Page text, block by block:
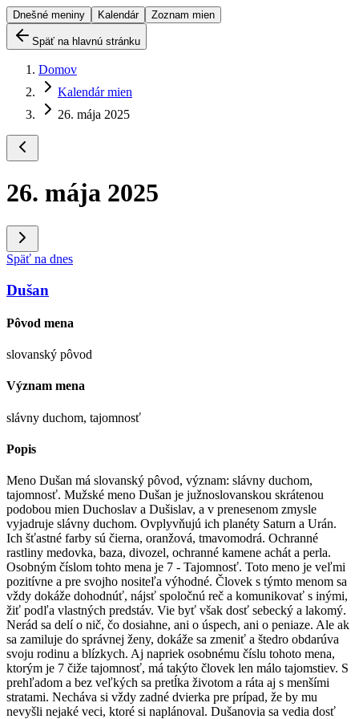
Dnešné meniny Kalendár Zoznam mien
Späť na hlavnú stránku
Domov
Kalendár mien
26. mája 2025
26. mája 2025
Späť na dnes
Dušan
Pôvod mena
slovanský pôvod
Význam mena
slávny duchom, tajomnosť
Popis
Meno Dušan má slovanský pôvod, význam: slávny duchom,
tajomnosť. Mužské meno Dušan je južnoslovanskou skrátenou
podobou mien Duchoslav a Dušislav, a v prenesenom zmysle
vyjadruje slávny duchom. Ovplyvňujú ich planéty Saturn a Urán.
Ich šťastné farby sú čierna, oranžová, tmavomodrá. Ochranné
rastliny medovka, baza, divozel, ochranné kamene achát a perla.
Osobným číslom tohto mena je 7 - Tajomnosť. Toto meno je veľmi
pozitívne a pre svojho nositeľa výhodné. Človek s týmto menom sa
vždy dokáže dohodnúť, nájsť spoločnú reč a komunikovať s inými,
žiť podľa vlastných predstáv. Vie byť však dosť sebecký a lakomý.
Nerád sa delí o nič, čo dosiahne, ani o úspech, ani o peniaze. Ale ak
sa zamiluje do správnej ženy, dokáže sa zmeniť a štedro obdarúva
svoju rodinu a blízkych. Aj napriek osobnému číslu tohoto mena,
ktorým je 7 čiže tajomnosť, má takýto človek len málo tajomstiev. S
prehľadom a bez veľkých sa pretĺka životom a ráta aj s menšími
stratami. Necháva si vždy zadné dvierka pre prípad, že by mu
nevyšli nejaké veci, ktoré si naplánoval. Dušanovia sa vedia dosť